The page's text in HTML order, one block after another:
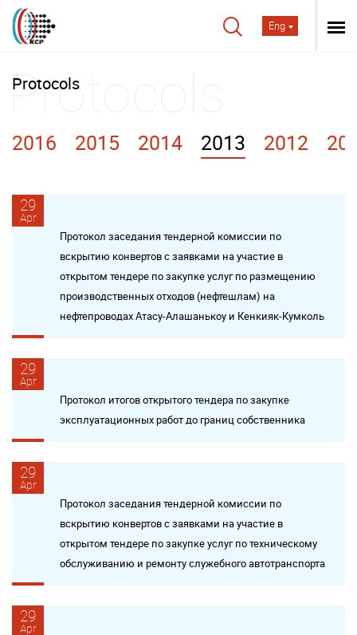
Eng
Protocols
2016 2015 2014 2013 2012
29
Apr
Протокол заседания тендерной комиссии по
вскрытию конвертов с заявками на участие в
открытом тендере по закупке услуг по размещению
производственных отходов (нефтешлам) на
нефтепроводах Атасу-Алашанькоу и Кенкияк-Кумколь
29
Apr
Протокол итогов открытого тендера по закупке
эксплуатационных работ до границ собственника
29
Apr
Протокол заседания тендерной комиссии по
вскрытию конвертов с заявками на участие в
открытом тендере по закупке услуг по техническому
обслуживанию и ремонту служебного автотранспорта
29
Apr